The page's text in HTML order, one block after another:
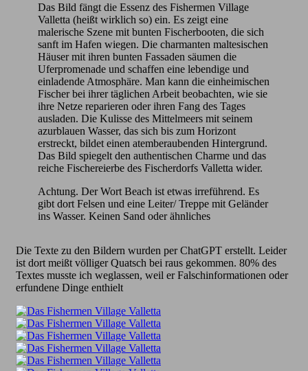
Das Bild fängt die Essenz des Fishermen Village
Valletta (heißt wirklich so) ein. Es zeigt eine
malerische Szene mit bunten Fischerbooten, die sich
sanft im Hafen wiegen. Die charmanten maltesischen
Häuser mit ihren bunten Fassaden säumen die
Uferpromenade und schaffen eine lebendige und
einladende Atmosphäre. Man kann die einheimischen
Fischer bei ihrer täglichen Arbeit beobachten, wie sie
ihre Netze reparieren oder ihren Fang des Tages
ausladen. Die Kulisse des Mittelmeers mit seinem
azurblauen Wasser, das sich bis zum Horizont
erstreckt, bildet einen atemberaubenden Hintergrund.
Das Bild spiegelt den authentischen Charme und das
reiche Fischereierbe des Fischerdorfs Valletta wider.
Achtung. Der Wort Beach ist etwas irreführend. Es
gibt dort Felsen und eine Leiter/ Treppe mit Geländer
ins Wasser. Keinen Sand oder ähnliches
Die Texte zu den Bildern wurden per ChatGPT erstellt. Leider
ist dort meißt völliger Quatsch bei raus gekommen. 80% des
Textes musste ich weglassen, weil er Falschinformationen oder
erfundene Dinge enthielt